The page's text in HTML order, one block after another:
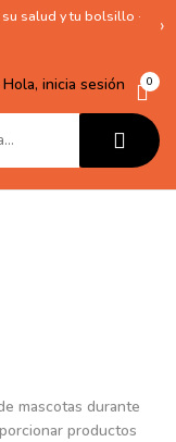
salud y tu bolsillo ·
›
Hola, inicia sesión 0
mascotas durante
productos